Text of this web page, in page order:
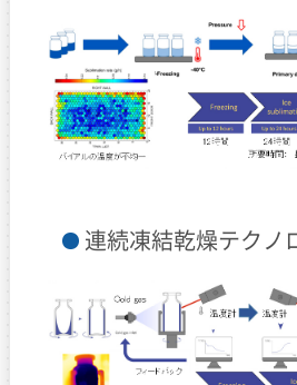
連続凍結乾燥テクノ